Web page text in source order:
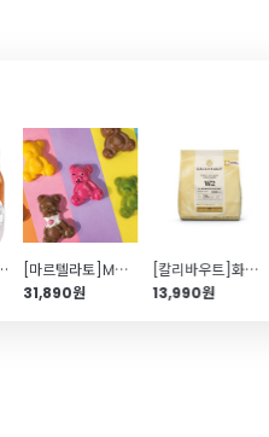
몰드(POLYCARBONATE)
[마르텔라토]Mallow 곰돌이 초콜릿 몰드(BPA FREE)
31,890원
[칼리바우트]화이트 커버춰초콜릿 28%(400g\/커버처)
13,990원
TOP50특가/혜택
/기타